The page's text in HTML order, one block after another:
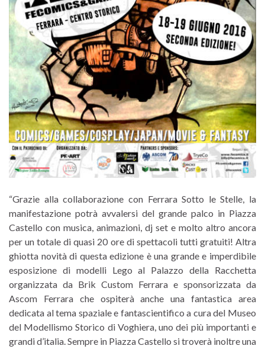
“Grazie alla collaborazione con Ferrara Sotto le Stelle, la
manifestazione potrà avvalersi del grande palco in Piazza
Castello con musica, animazioni, dj set e molto altro ancora
per un totale di quasi 20 ore di spettacoli tutti gratuiti! Altra
ghiotta novità di questa edizione è una grande e imperdibile
esposizione di modelli Lego al Palazzo della Racchetta
organizzata da Brik Custom Ferrara e sponsorizzata da
Ascom Ferrara che ospiterà anche una fantastica area
dedicata al tema spaziale e fantascientifico a cura del Museo
del Modellismo Storico di Voghiera, uno dei più importanti e
grandi d’italia. Sempre in Piazza Castello si troverà inoltre una